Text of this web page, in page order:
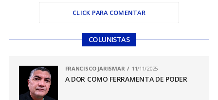
CLICK PARA COMENTAR
COLUNISTAS
FRANCISCO JARISMAR 11/11/2025
A DOR COMO FERRAMENTA DE PODER